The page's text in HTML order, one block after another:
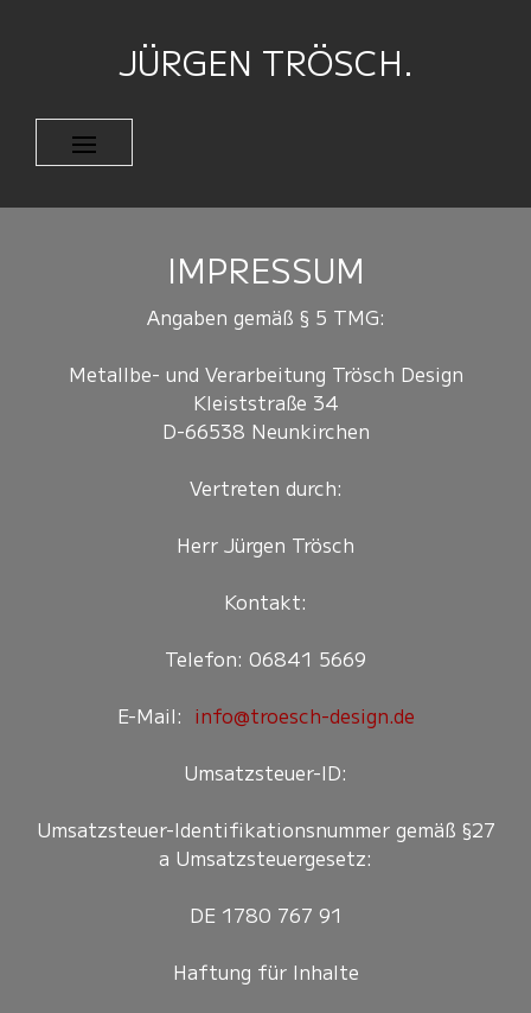
JÜRGEN TRÖSCH.
IMPRESSUM
Angaben gemäß § 5 TMG:
Metallbe- und Verarbeitung Trösch Design
Kleiststraße 34
D-66538 Neunkirchen
Vertreten durch:
Herr Jürgen Trösch
Kontakt:
Telefon: 06841 5669
E-Mail: info@troesch-design.de
Umsatzsteuer-ID:
Umsatzsteuer-Identifikationsnummer gemäß §27
a Umsatzsteuergesetz:
DE 1780 767 91
Haftung für Inhalte